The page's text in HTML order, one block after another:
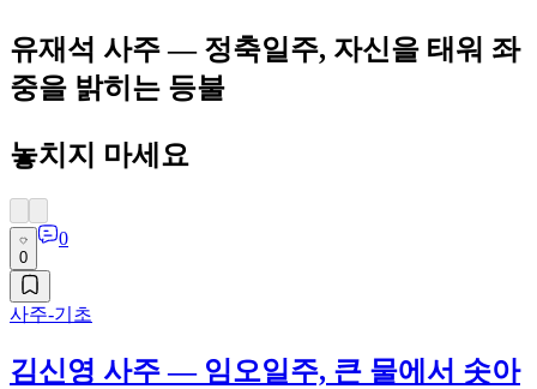
유재석 사주 — 정축일주, 자신을 태워 좌
중을 밝히는 등불
놓치지 마세요
0
0
사주-기초
김신영 사주 — 임오일주, 큰 물에서 솟아